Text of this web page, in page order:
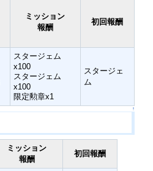
ミッション
報酬
初回報酬
スタージェム
x100
スタージェム
x100
限定勲章x1
スタージェ
ム
↑
ミッション
報酬
初回報酬